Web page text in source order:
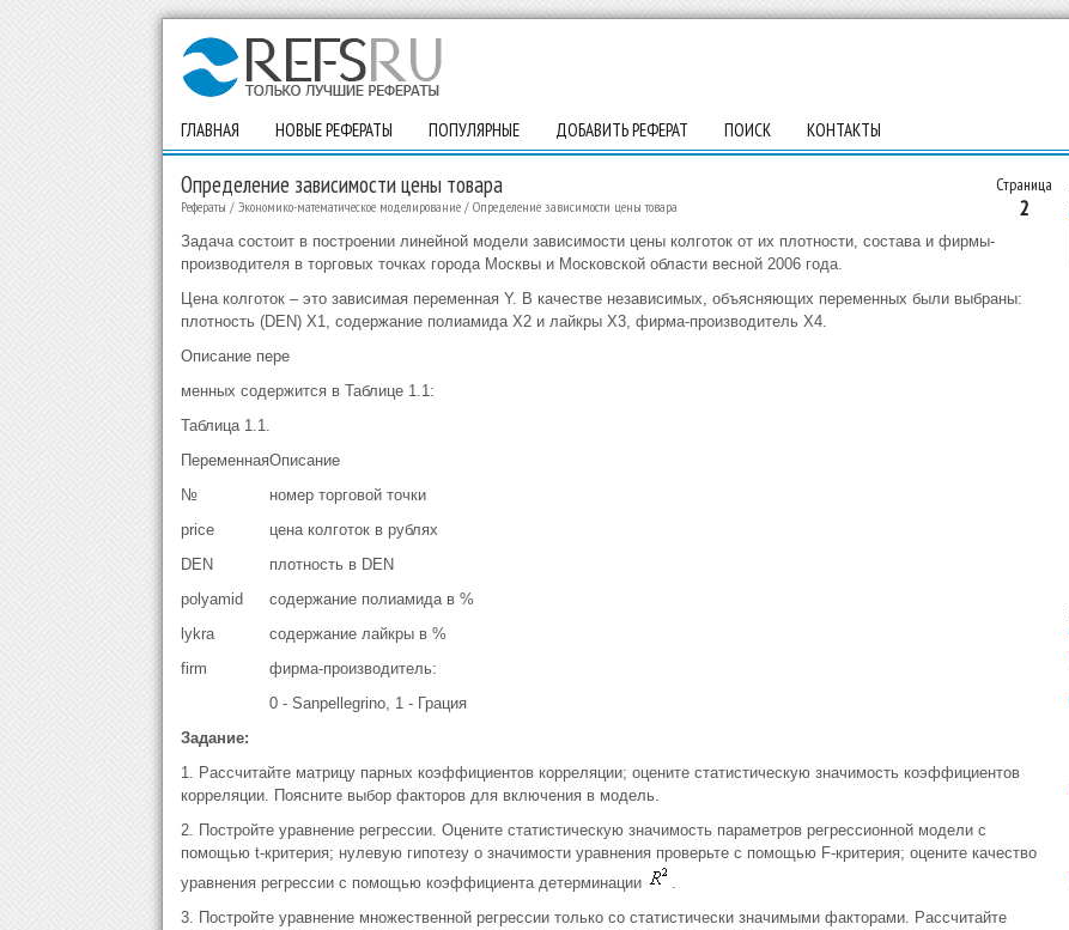
ГЛАВНАЯ НОВЫЕ РЕФЕРАТЫ ПОПУЛЯРНЫЕ ДОБАВИТЬ РЕФЕРАТ ПОИСК КОНТАКТЫ
Страница
2
Определение зависимости цены товара
Рефераты / Экономико-математическое моделирование/ Определение зависимости цены товара
Задача состоит в построении линейной модели зависимости цены колготок от их плотности, состава и фирмы-
производителя в торговых точках города Москвы и Московской области весной 2006 года.
Цена колготок – это зависимая переменная Y. В качестве независимых, объясняющих переменных были выбраны:
плотность (DEN) X1, содержание полиамида X2 и лайкры X3, фирма-производитель X4.
Описание пере
менных содержится в Таблице 1.1:
Таблица 1.1.
ПеременнаяОписание
№
номер торговой точки
price
цена колготок в рублях
DEN
плотность в DEN
polyamid
содержание полиамида в %
lykra
содержание лайкры в %
firm
фирма-производитель:
0 - Sanpellegrino, 1 - Грация
Задание:
1. Рассчитайте матрицу парных коэффициентов корреляции; оцените статистическую значимость коэффициентов
корреляции. Поясните выбор факторов для включения в модель.
2. Постройте уравнение регрессии. Оцените статистическую значимость параметров регрессионной модели с
помощью t-критерия; нулевую гипотезу о значимости уравнения проверьте с помощью F-критерия; оцените качество
уравнения регрессии с помощью коэффициента детерминации
.
3. Постройте уравнение множественной регрессии только со статистически значимыми факторами. Рассчитайте